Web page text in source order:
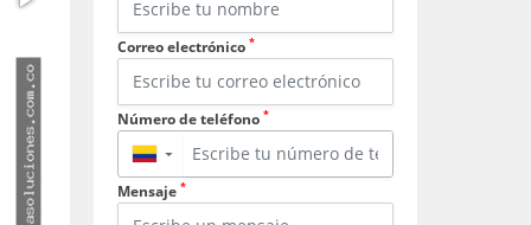
Correo electrónico *
Número de teléfono *
▼
Mensaje *